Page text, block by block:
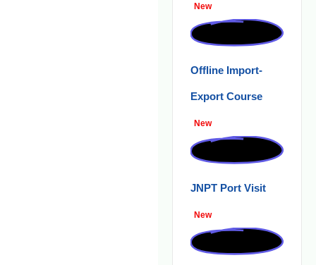
New
Offline Import-
Export Course
New
JNPT Port Visit
New